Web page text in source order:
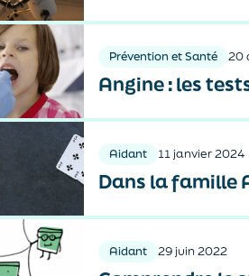
Prévention et Santé 20
Angine : les
Aidant 11 janvier 2024
Dans la famille
Aidant 29 juin 2022